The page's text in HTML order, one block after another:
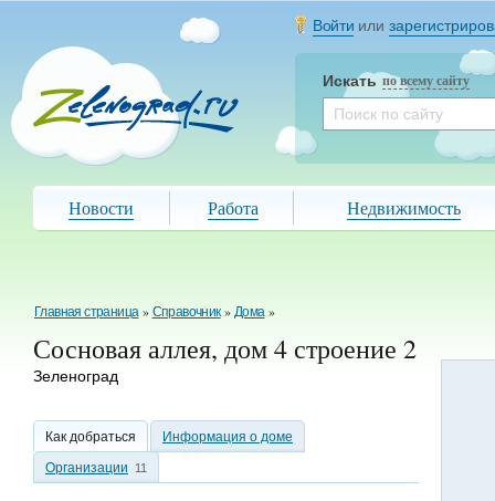
Войти или
Искать по всему сайту
Новости Работа Недвижимость
Главная страница »Справочник » Дома »
Сосновая аллея, дом 4 строение 2
Зеленоград
Как добраться
Информация о доме
Организации
11